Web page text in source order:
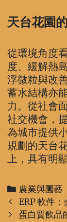
天台花園
從環境角度
度、緩解熱
浮微粒與改
蓄水結構亦
力。從社會
社交機會，
為城市提供
規劃的天台
上，具有明
Categories
農業與園藝
Post
navigation
ERP 軟件
蛋白質飲品